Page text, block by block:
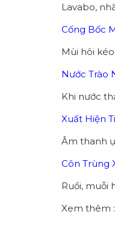
Lavabo,
Cống Bốc
Mùi hôi
Nước Trào
Khi nước
Xuất Hiện
Âm thanh
Côn Trùng
Ruồi, muỗi
Xem thêm :